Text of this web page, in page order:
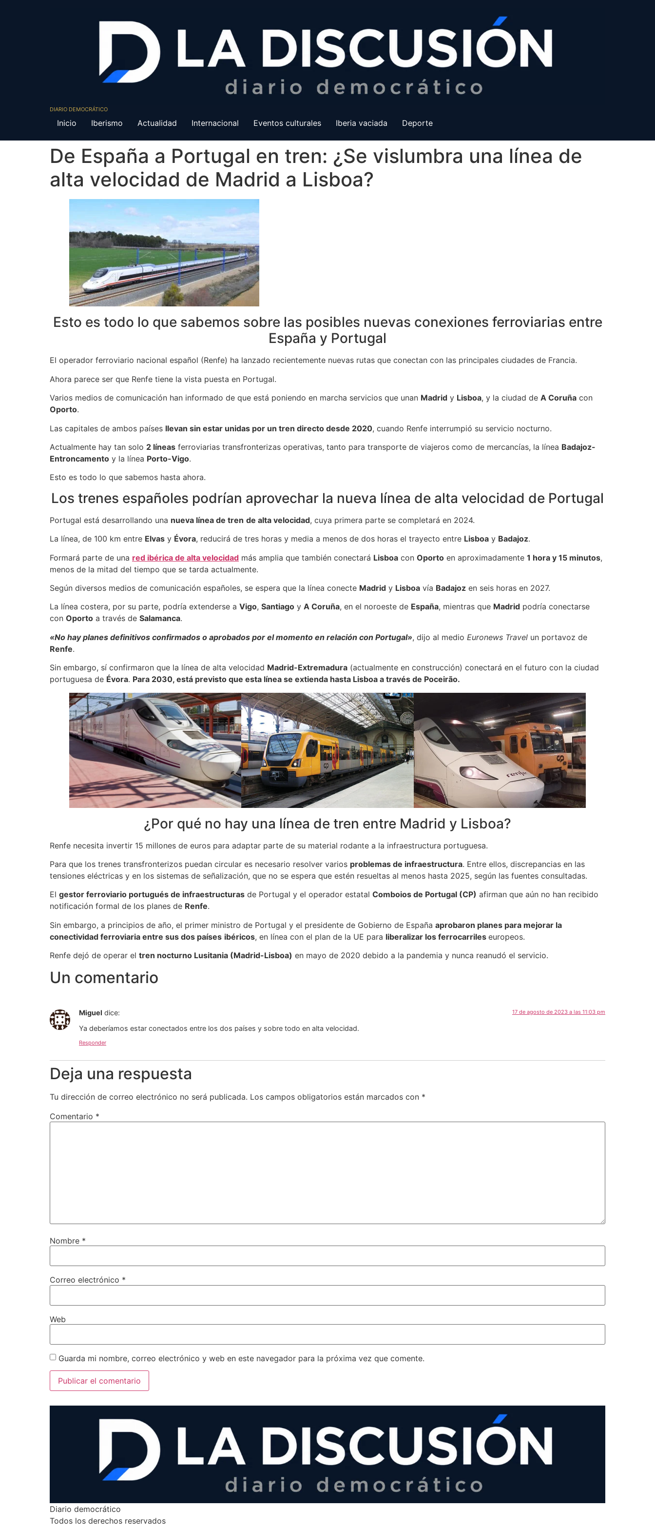
DIARIO DEMOCRÁTICO
Inicio Iberismo Actualidad Internacional Eventos culturales Iberia vaciada Deporte
De España a Portugal en tren: ¿Se vislumbra una línea de
alta velocidad de Madrid a Lisboa?
Esto es todo lo que sabemos sobre las posibles nuevas conexiones ferroviarias entre
España y Portugal
El operador ferroviario nacional español (Renfe) ha lanzado recientemente nuevas rutas que conectan con las principales ciudades de Francia.
Ahora parece ser que Renfe tiene la vista puesta en Portugal.
Varios medios de comunicación han informado de que está poniendo en marcha servicios que unan Madrid y Lisboa, y la ciudad de A Coruña con
Oporto.
Las capitales de ambos países llevan sin estar unidas por un tren directo desde 2020, cuando Renfe interrumpió su servicio nocturno.
Actualmente hay tan solo 2 líneas ferroviarias transfronterizas operativas, tanto para transporte de viajeros como de mercancías, la línea Badajoz-
Entroncamento y la línea Porto-Vigo.
Esto es todo lo que sabemos hasta ahora.
Los trenes españoles podrían aprovechar la nueva línea de alta velocidad de Portugal
Portugal está desarrollando una nueva línea de tren de alta velocidad, cuya primera parte se completará en 2024.
La línea, de 100 km entre Elvas y Évora, reducirá de tres horas y media a menos de dos horas el trayecto entre Lisboa y Badajoz.
Formará parte de una red ibérica de alta velocidad más amplia que también conectará Lisboa con Oporto en aproximadamente 1 hora y 15 minutos,
menos de la mitad del tiempo que se tarda actualmente.
Según diversos medios de comunicación españoles, se espera que la línea conecte Madrid y Lisboa vía Badajoz en seis horas en 2027.
La línea costera, por su parte, podría extenderse a Vigo, Santiago y A Coruña, en el noroeste de España, mientras que Madrid podría conectarse
con Oporto a través de Salamanca.
«No hay planes definitivos confirmados o aprobados por el momento en relación con Portugal», dijo al medio Euronews Travel un portavoz de
Renfe.
Sin embargo, sí confirmaron que la línea de alta velocidad Madrid-Extremadura (actualmente en construcción) conectará en el futuro con la ciudad
portuguesa de Évora. Para 2030, está previsto que esta línea se extienda hasta Lisboa a través de Poceirão.
¿Por qué no hay una línea de tren entre Madrid y Lisboa?
Renfe necesita invertir 15 millones de euros para adaptar parte de su material rodante a la infraestructura portuguesa.
Para que los trenes transfronterizos puedan circular es necesario resolver varios problemas de infraestructura. Entre ellos, discrepancias en las
tensiones eléctricas y en los sistemas de señalización, que no se espera que estén resueltas al menos hasta 2025, según las fuentes consultadas.
El gestor ferroviario portugués de infraestructuras de Portugal y el operador estatal Comboios de Portugal (CP) afirman que aún no han recibido
notificación formal de los planes de Renfe.
Sin embargo, a principios de año, el primer ministro de Portugal y el presidente de Gobierno de España aprobaron planes para mejorar la
conectividad ferroviaria entre sus dos países ibéricos, en línea con el plan de la UE para liberalizar los ferrocarriles europeos.
Renfe dejó de operar el tren nocturno Lusitania (Madrid-Lisboa) en mayo de 2020 debido a la pandemia y nunca reanudó el servicio.
Un comentario
Miguel dice: 17 de agosto de 2023 a las 11:03 pm
Ya deberíamos estar conectados entre los dos países y sobre todo en alta velocidad.
Responder
Deja una respuesta
Tu dirección de correo electrónico no será publicada. Los campos obligatorios están marcados con *
Comentario *
Nombre *
Correo electrónico *
Web
Guarda mi nombre, correo electrónico y web en este navegador para la próxima vez que comente.
Diario democrático
Todos los derechos reservados